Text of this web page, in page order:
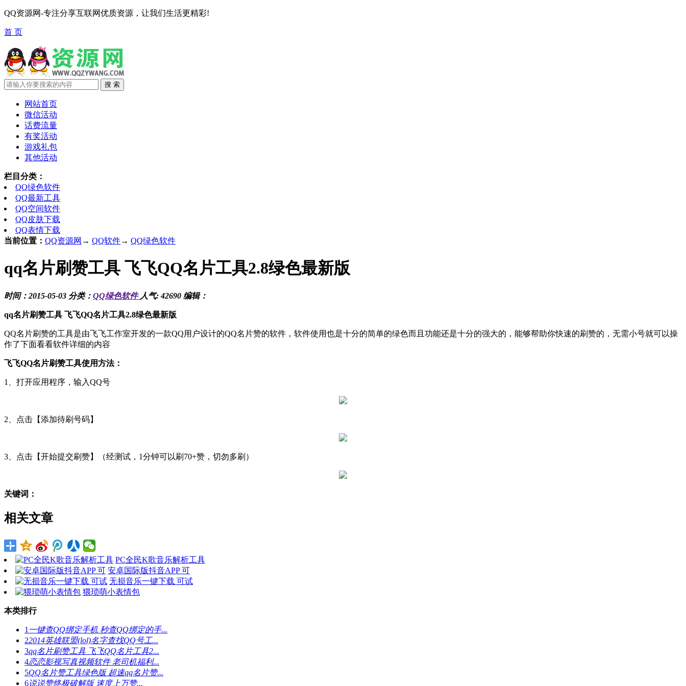
QQ资源网-专注分享互联网优质资源，让我们生活更精彩!
首 页
网站首页
微信活动
话费流量
有奖活动
游戏礼包
其他活动
栏目分类：
QQ绿色软件
QQ最新工具
QQ空间软件
QQ皮肤下载
QQ表情下载
当前位置： QQ资源网 → QQ软件→ QQ绿色软件
qq名片刷赞工具 飞飞QQ名片工具2.8绿色最新版
时间：2015-05-03 分类： QQ绿色软件 人气: 42690 编辑：
qq名片刷赞工具 飞飞QQ名片工具2.8绿色最新版
QQ名片刷赞的工具是由飞飞工作室开发的一款QQ用户设计的QQ名片赞的软件，软件使用也是十分的简单的绿色而且功能还是十分的强大的，能够帮助你快速的刷赞的，无需小号就可以操
作了下面看看软件详细的内容
飞飞QQ名片刷赞工具使用方法：
1、打开应用程序，输入QQ号
2、点击【添加待刷号码】
3、点击【开始提交刷赞】（经测试，1分钟可以刷70+赞，切勿多刷）
关键词：
相关文章
PC全民K歌音乐解析工具
安卓国际版抖音APP 可
无损音乐一键下载 可试
猥琐萌小表情包
本类排行
1 一键查QQ绑定手机 秒查QQ绑定的手...
22014英雄联盟(lol)名字查找QQ号工...
3qq名片刷赞工具 飞飞QQ名片工具2...
4恋恋影视写真视频软件 老司机福利...
5QQ名片赞工具绿色版 超速qq名片赞...
6说说赞终极破解版 速度上万赞...